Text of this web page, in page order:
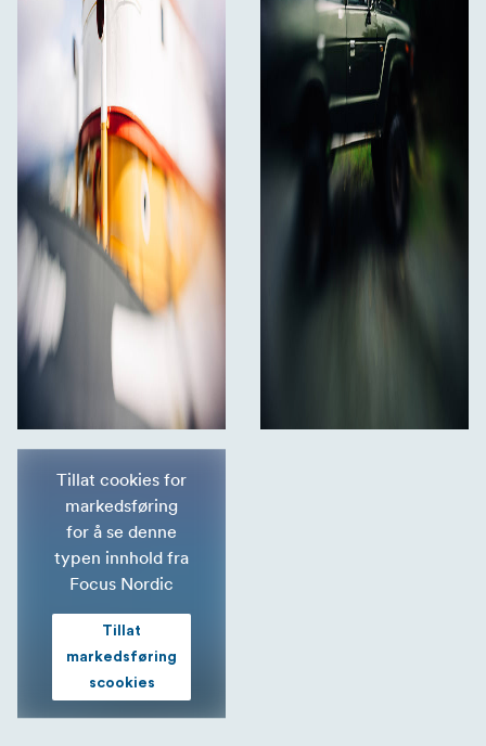
Tillat cookies for
markedsføring
for å se denne
typen innhold fra
Focus Nordic
Tillat
markedsføring
scookies